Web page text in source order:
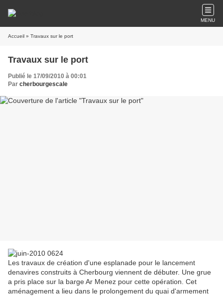
MENU
Accueil » Travaux sur le port
Travaux sur le port
Publié le 17/09/2010 à 00:01
Par cherbourgescale
Les travaux de création d'une esplanade pour le lancement
denavires construits à Cherbourg viennent de débuter. Une grue
a pris place sur la barge Ar Menez pour cette opération. Cet
aménagement a lieu dans le prolongement du quai d'armement